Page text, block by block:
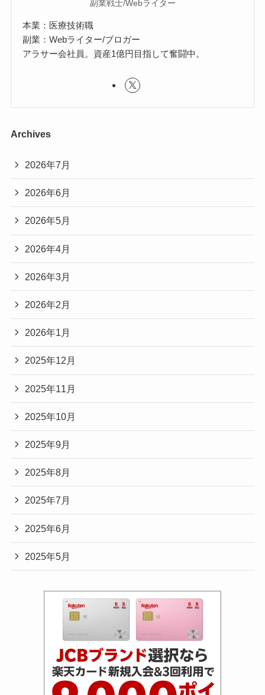
副業戦士/Webライター
本業：医療技術職
副業：Webライター/ブロガー
アラサー会社員。資産1億円目指して奮闘中。
Archives
2026年7月
2026年6月
2026年5月
2026年4月
2026年3月
2026年2月
2026年1月
2025年12月
2025年11月
2025年10月
2025年9月
2025年8月
2025年7月
2025年6月
2025年5月